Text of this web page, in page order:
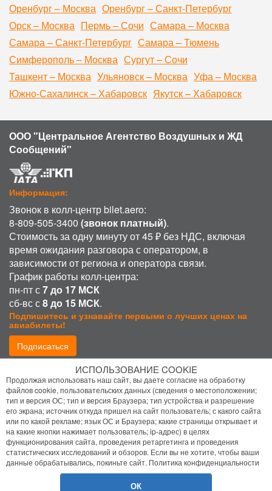
Оренбург – Москва Оренбург – Санкт-Петербург
Орск – Москва Пермь – Сочи Самара – Москва
Самара – Санкт-Петербург Самара – Тюмень
Симферополь – Москва Сургут – Сочи
Ташкент – Москва Ульяновск – Москва Уфа – Москва
Южно-Сахалинск – Хабаровск Якутск – Хабаровск
ООО "Центральное Агентство Воздушных и ЖД
Сообщений"
Информация:
Звонок в колл-центр bilet.aero:
8-809-505-3400 (звонок платный).
Стоимость за одну минуту от 45 ₽ без НДС, включая
время ожидания разговора с оператором, в
зависимости от региона и оператора связи.
График работы колл-центра:
пн-пт с7 до 17 МСК
сб-вс с8 до 15 МСК.
Подпишитесь и узнавайте первыми о лучших ценах на
авиабилеты!
Подписаться
Присоединиться:
Политика конфиденциальности
Помощь
ИСПОЛЬЗОВАНИЕ COOKIE
Продолжая использовать наш сайт, вы даете согласие на обработку
файлов cookie, пользовательских данных (сведения о местоположении;
тип и версия ОС; тип и версия Браузера; тип устройства и разрешение
его экрана; источник откуда пришел на сайт пользователь; с какого сайта
или по какой рекламе; язык ОС и Браузера; какие страницы открывает и
на какие кнопки нажимает пользователь; ip-адрес) в целях
функционирования сайта, проведения ретаргетинга и проведения
статистических исследований и обзоров. Если вы не хотите, чтобы ваши
данные обрабатывались, покиньте сайт. Политика конфиденциальности
ОК